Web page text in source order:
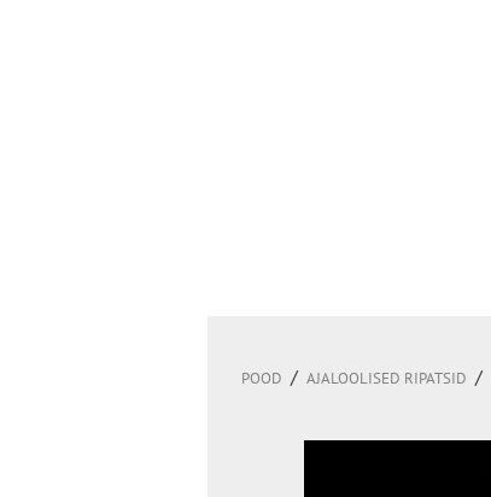
POOD / AJALOOLISED RIPATSID /